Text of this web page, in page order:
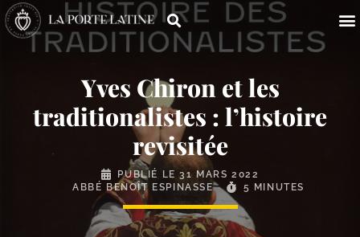
Yves Chiron et les
traditionalistes : l’histoire
revisitée
PUBLIÉ LE31 MARS 2022
ABBÉ BENOÎT ESPINASSE
5 MINUTES